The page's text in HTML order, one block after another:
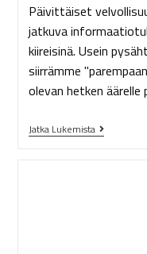
Päivittäiset
jatkuva
kiireisinä. Usein
siirrämme
olevan hetken
Jatka Lukemista